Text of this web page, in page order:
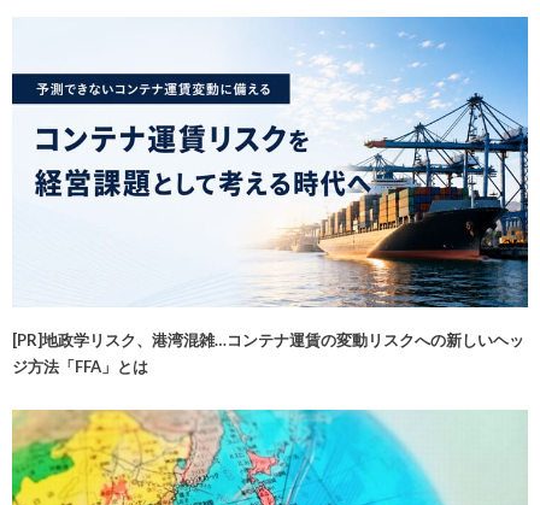
[PR]地政学リスク、港湾混雑…コンテナ運賃の変動リスクへの新しいヘッ
ジ方法「FFA」とは